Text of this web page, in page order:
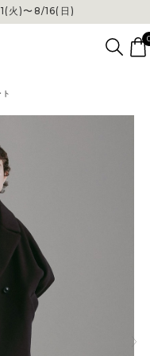
火)〜8/16(日)
火)〜8/16(日)